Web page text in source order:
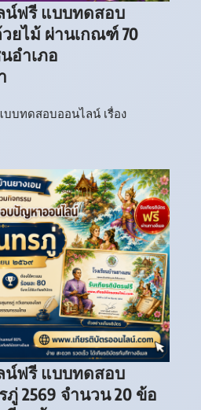
น์ฟรี แบบทดสอบ
ยไม้ ผ่านเกณฑ์ 70
อำเภอ
บทดสอบออนไลน์ เรื่อง
น์ฟรี แบบทดสอบ
2569 จำนวน 20 ข้อ